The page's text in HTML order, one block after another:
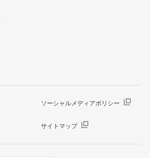
ソーシャルメディアポリシー
サイトマップ